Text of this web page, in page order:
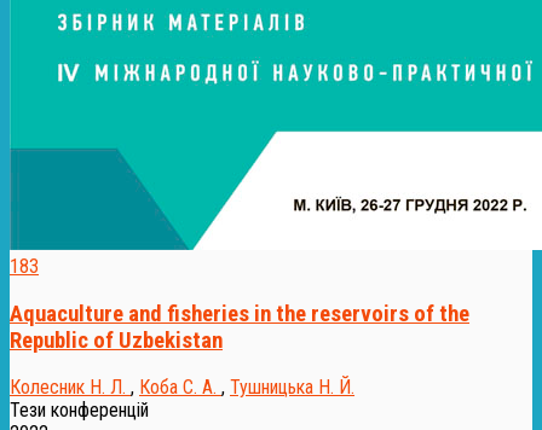
183
Aquaculture and fisheries in the reservoirs of the
Republic of Uzbekistan
Колесник Н. Л. , Коба С. А. , Тушницька Н. Й.
Тези конференцій